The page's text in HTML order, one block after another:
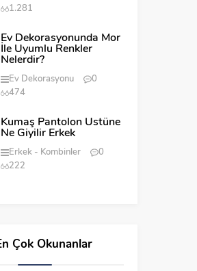
1.281
Ev Dekorasyonunda Mor
İle Uyumlu Renkler
Nelerdir?
Ev Dekorasyonu
0
474
Kumaş Pantolon Üstüne
Ne Giyilir Erkek
Erkek Kombinler
0
222
Çok Okunanlar